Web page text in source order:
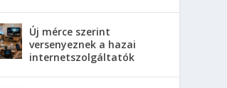
Új mérce szerint
versenyeznek a hazai
internetszolgáltatók